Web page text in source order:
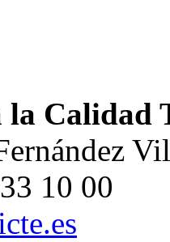
Calidad
10 00